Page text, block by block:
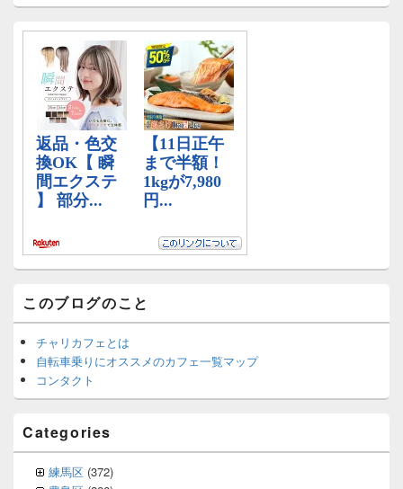
ョ
ン
ド
このブログのこと
チャリカフェとは
自転車乗りにオススメのカフェ一覧マップ
コンタクト
Categories
練馬区 (372)